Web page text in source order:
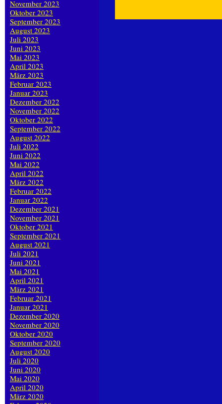
November 2023
Oktober 2023
September 2023
August 2023
Juli 2023
Juni 2023
Mai 2023
April 2023
März 2023
Februar 2023
Januar 2023
Dezember 2022
November 2022
Oktober 2022
September 2022
August 2022
Juli 2022
Juni 2022
Mai 2022
April 2022
März 2022
Februar 2022
Januar 2022
Dezember 2021
November 2021
Oktober 2021
September 2021
August 2021
Juli 2021
Juni 2021
Mai 2021
April 2021
März 2021
Februar 2021
Januar 2021
Dezember 2020
November 2020
Oktober 2020
September 2020
August 2020
Juli 2020
Juni 2020
Mai 2020
April 2020
März 2020